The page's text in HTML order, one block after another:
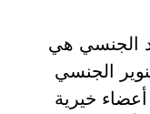
الجنسي هي
الجنسي
خيرية